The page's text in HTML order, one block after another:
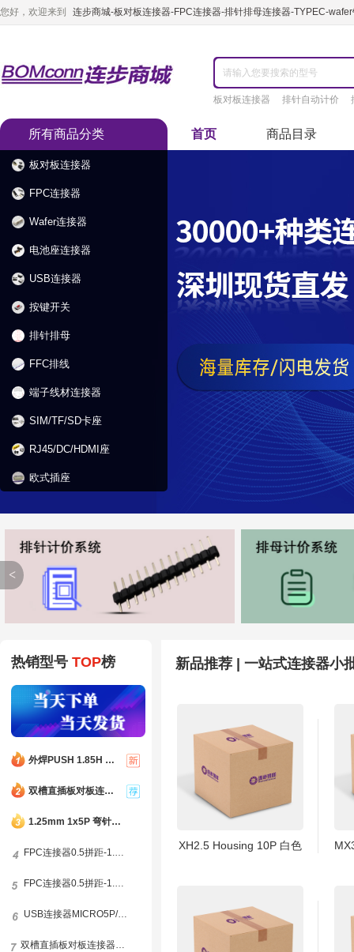
您好，欢迎来到 连步商城-板对板连接器-FPC连接器-排针排母连接器-TYPEC-
板对板连接器 排针自动计价
所有商品分类
板对板连接器
FPC连接器
Wafer连接器
电池座连接器
USB连接器
按键开关
排针排母
FFC排线
端子线材连接器
SIM/TF/SD卡座
RJ45/DC/HDMI座
欧式插座
首页 商品目录
<
热销型号 TOP榜
外焊PUSH 1.85H TF-FLASH 9PIN MICRO SD CARD CONN自弹双压片
双槽直插板对板连接器0.8间距12P(2*6) 合高4.0H 公高1.0H 母高3.0H
1.25mm 1x5P 弯针插件 母座 米色
FPC连接器0.5拼距-1.0H-8P-前插后锁
FPC连接器0.5拼距-1.8H-68P-翻盖下接
USB连接器MICRO5P/FB反向牛角1.6
双槽直插板对板连接器0.8间距20P(2*10) 合高5.0H 公高1.0H 母高4.0H
新品推荐 | 一站式连接器小
XH2.5 Housing 10P 白色